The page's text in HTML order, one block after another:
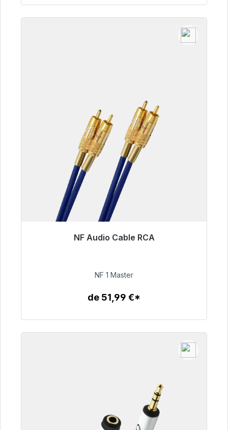
NF Audio Cable RCA
Listo para envío inmediato, plazo de entrega
99,00 €
NF 1 Master
de 51,99 €*